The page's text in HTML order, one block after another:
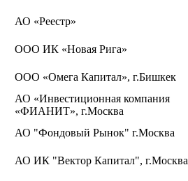
АО «Реестр»
ООО ИК «Новая Рига»
ООО «Омега Капитал», г.Бишкек
АО «Инвестиционная компания
«ФИАНИТ», г.Москва
АО "Фондовый Рынок" г.Москва
АО ИК "Вектор Капитал", г.Москва